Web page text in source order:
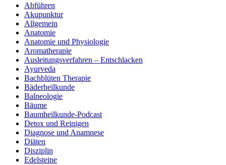
Abführen
Akupunktur
Allgemein
Anatomie
Anatomie und Physiologie
Aromatherapie
Ausleitungsverfahren – Entschlacken
Ayurveda
Bachblüten Therapie
Bäderheilkunde
Balneologie
Bäume
Baumheilkunde-Podcast
Detox und Reinigen
Diagnose und Anamnese
Diäten
Disziplin
Edelsteine